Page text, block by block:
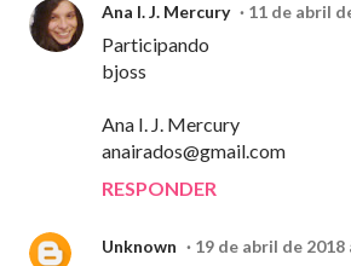
Ana I. J. Mercury 11 de abril
Participando
bjoss
Ana I. J. Mercury
anairados@gmail.com
RESPONDER
Unknown 19 de abril de 2018